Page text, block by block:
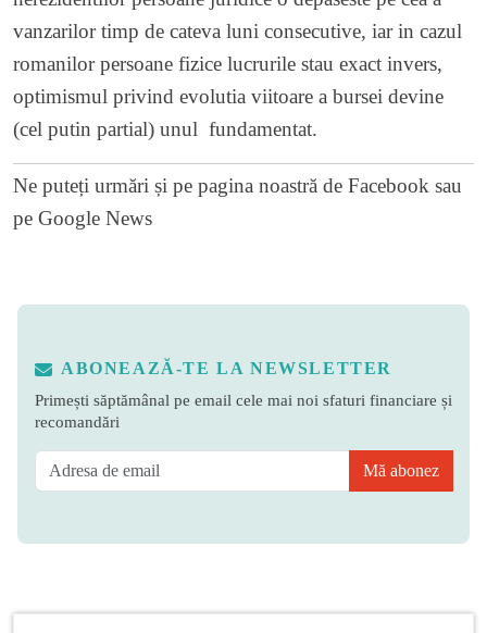
vanzarilor timp de cateva luni consecutive, iar in cazul
romanilor persoane fizice lucrurile stau exact invers,
optimismul privind evolutia viitoare a bursei devine
(cel putin partial) unul fundamentat.
Ne puteți urmări și pe pagina noastră de Facebook sau
pe Google News
ABONEAZĂ-TE LA NEWSLETTER
Primești săptămânal pe email cele mai noi sfaturi financiare și
recomandări
Mă abonez